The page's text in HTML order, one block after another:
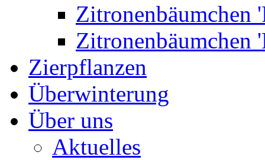
Zitronenbäumchen
Zitronenbäumchen
Zierpflanzen
Überwinterung
Über uns
Aktuelles